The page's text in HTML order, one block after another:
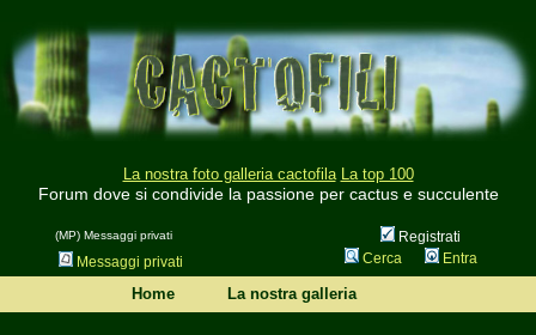
La nostra foto galleria cactofila La top 100
Forum dove si condivide la passione per cactus e succulente
(MP) Messaggi privati
Registrati
Messaggi privati
Cerca Entra
Home La nostra galleria